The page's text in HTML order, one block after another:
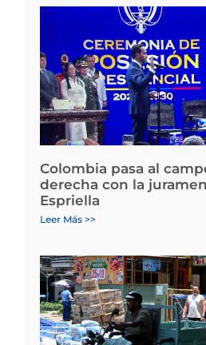
Colombia pasa al
derecha con la
Espriella
Leer Más >>